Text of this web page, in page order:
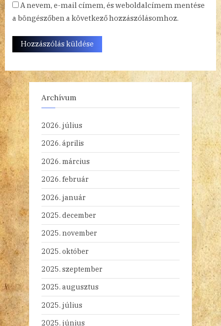
A nevem, e-mail címem, és weboldalcímem mentése
a böngészőben a következő hozzászólásomhoz.
Archívum
2026. július
2026. április
2026. március
2026. február
2026. január
2025. december
2025. november
2025. október
2025. szeptember
2025. augusztus
2025. július
2025. június